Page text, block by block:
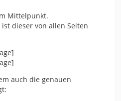
Mittelpunkt.
dieser von allen Seiten
auch die genauen